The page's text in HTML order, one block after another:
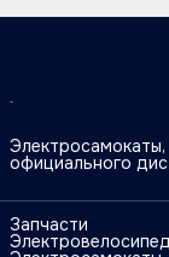
официального
Запчасти